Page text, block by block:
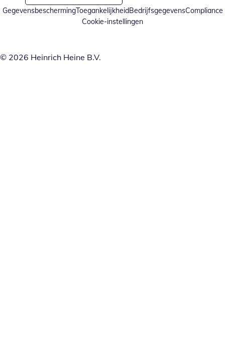
GegevensbeschermingToegankelijkheidBedrijfsgegevensCompliance
Cookie-instellingen
© 2026 Heinrich Heine B.V.